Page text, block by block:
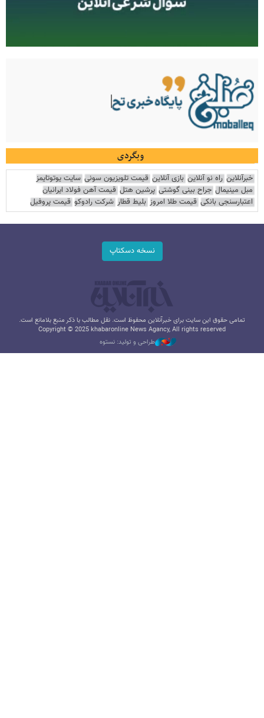
وبگردی
خبرآنلاین راه نو آنلاین بازی آنلاین قیمت تلویزیون سونی سایت یوتوتایمز
مبل مینیمال جراح بینی گوشتی پرشین هتل قیمت آهن فولاد ایرانیان
اعتبارسنجی بانکی قیمت طلا امروز بلیط قطار شرکت رادوکو قیمت پروفیل
نسخه دسکتاپ
تمامی حقوق این سایت برای خبرآنلاین محفوظ است. نقل مطالب با ذکر منبع بلامانع است.
Copyright © 2025 khabaronline News Agancy, All rights reserved
طراحی و تولید: نستوه